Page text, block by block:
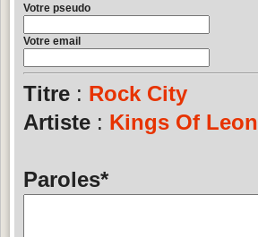
Votre pseudo
Votre email
Titre : Rock City
Artiste : Kings Of Leon
Paroles*